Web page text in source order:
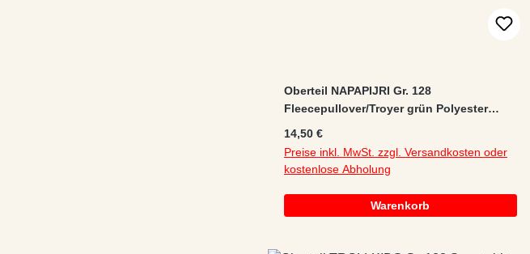
Oberteil NAPAPIJRI Gr. 128
Fleecepullover/Troyer grün Polyester
Regulärer Preis:
14,50 €
Preise inkl. MwSt. zzgl. Versandkosten oder
kostenlose Abholung
Warenkorb